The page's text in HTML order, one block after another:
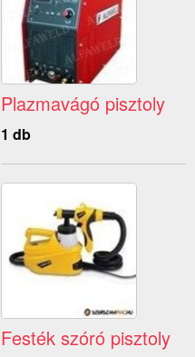
Plazmavágó pisztoly
1 db
Festék szóró pisztoly